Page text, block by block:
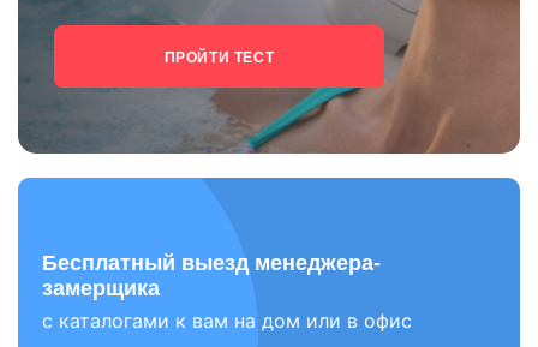
ПРОЙТИ ТЕСТ
Бесплатный выезд менеджера-
замерщика
с каталогами к вам на дом или в офис